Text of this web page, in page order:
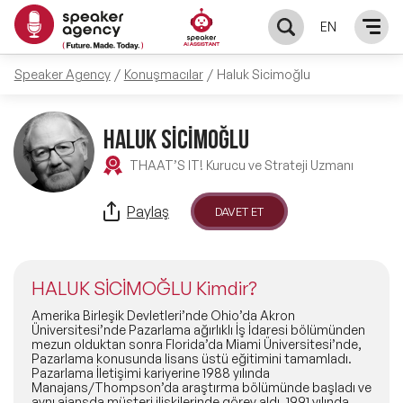
EN
KONUŞMACILAR
Yerel Konuşmacılar
Global Konuşmacılar
Exclusive Konuşmacılar
Tüm Konuşmacılar
KONULAR
Öne Çıkan Konular
Ünlü Konuşmacılar
İlham Veren Konuşmacılar
İlham Veren Kadın Konuşmacılar
ÇÖZÜMLER
Master Class Workshop
Akış Sunumu & Moderasyon
HAKKIMIZDA
Biz Kimiz?
BLOG
Speaker Agency Konuşmacılar Haluk Sicimoğlu
HALUK SİCİMOĞLU
THAAT’S IT! Kurucu ve Strateji Uzmanı
Paylaş DAVET ET
HALUK SİCİMOĞLU Kimdir?
Amerika Birleşik Devletleri’nde Ohio’da Akron
Üniversitesi’nde Pazarlama ağırlıklı İş İdaresi bölümünden
mezun olduktan sonra Florida’da Miami Üniversitesi’nde,
Pazarlama konusunda lisans üstü eğitimini tamamladı.
Pazarlama İletişimi kariyerine 1988 yılında
Manajans/Thompson’da araştırma bölümünde başladı ve